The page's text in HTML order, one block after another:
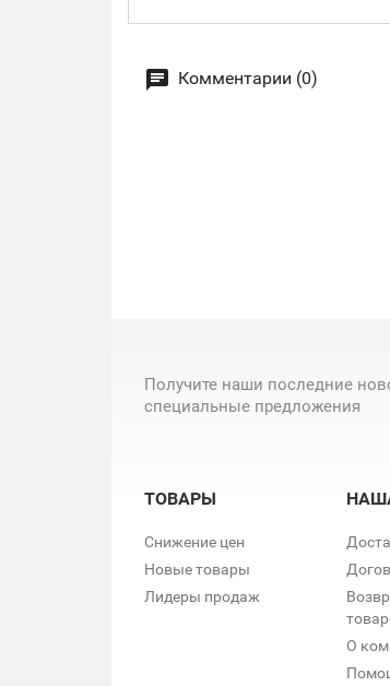
Комментарии (0)
Получите наши последние
специальные предложения
ТОВАРЫ
Снижение цен
Новые товары
Лидеры продаж
О